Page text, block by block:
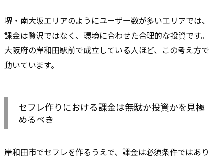
堺・南大阪エリアのようにユーザー数が多いエリアでは、
課金は贅沢ではなく、環境に合わせた合理的な投資です。
大阪府の岸和田駅前で成立している人ほど、この考え方で
動いています。
セフレ作りにおける課金は無駄か投資かを見極
めるべき
岸和田市でセフレを作るうえで、課金は必須条件ではあり